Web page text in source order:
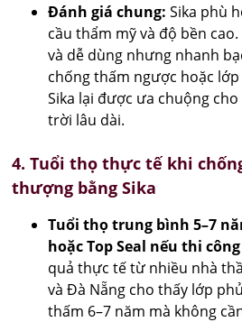
Đánh giá chung: Sika phù
cầu thẩm mỹ và độ bền
và dễ dùng nhưng nhanh
chống thấm ngược hoặc
Sika lại được ưa chuộng
trời lâu dài.
4. Tuổi thọ thực tế khi
thượng bằng Sika
Tuổi thọ trung bình 5–7
hoặc Top Seal nếu thi
quả thực tế từ nhiều nhà
và Đà Nẵng cho thấy lớp
thấm 6–7 năm mà không